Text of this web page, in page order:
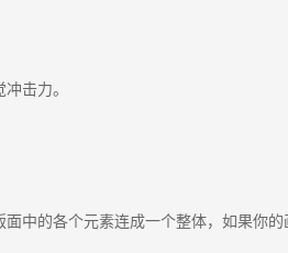
击力。
中的各个元素连成一个整体，如果你